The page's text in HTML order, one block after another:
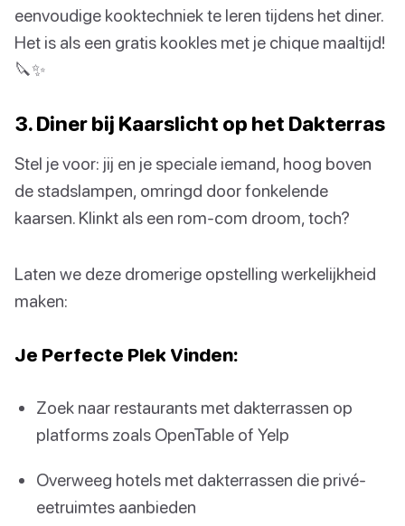
eenvoudige kooktechniek te leren tijdens het diner.
Het is als een gratis kookles met je chique maaltijd!
🔪✨
3. Diner bij Kaarslicht op het Dakterras
Stel je voor: jij en je speciale iemand, hoog boven
de stadslampen, omringd door fonkelende
kaarsen. Klinkt als een rom-com droom, toch?
Laten we deze dromerige opstelling werkelijkheid
maken:
Je Perfecte Plek Vinden:
Zoek naar restaurants met dakterrassen op
platforms zoals OpenTable of Yelp
Overweeg hotels met dakterrassen die privé-
eetruimtes aanbieden